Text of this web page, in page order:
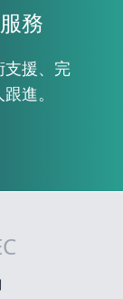
務
支援、完
進。